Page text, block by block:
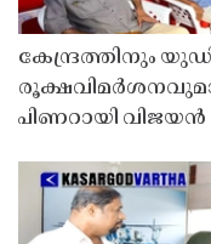
കേന്ദ്രത്തിനും
പിണറായി വിജയൻ